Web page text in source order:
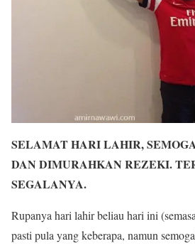
SELAMAT HARI LAHIR,
DAN DIMURAHKAN REZEKI.
SEGALANYA.
Rupanya hari lahir beliau hari ini
pasti pula yang keberapa, namun